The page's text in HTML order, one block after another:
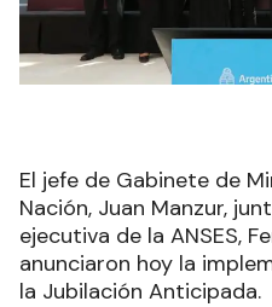
El jefe de Gabinete de
Nación, Juan Manzur,
ejecutiva de la ANSES,
anunciaron hoy la
la Jubilación Anticipada.